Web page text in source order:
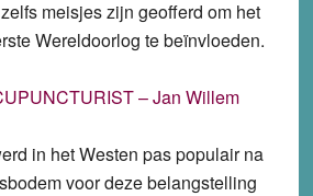
meisjes zijn geofferd om het
Wereldoorlog te beïnvloeden.
– Jan Willem
in het Westen pas populair na
voor deze belangstelling